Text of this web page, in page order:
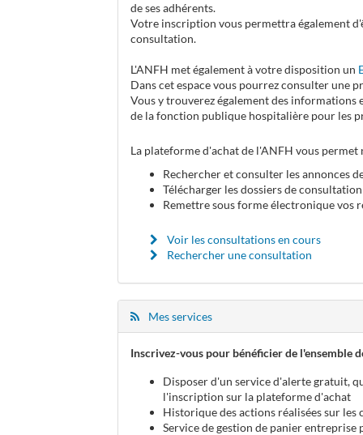
de ses adhérents.
Votre inscription vous permettra également
consultation.
L'ANFH met également à votre disposition un
Dans cet espace vous pourrez consulter une
Vous y trouverez également des informations
de la fonction publique hospitalière pour les
La plateforme d'achat de l'ANFH vous permet
Rechercher et consulter les annonces
Télécharger les dossiers de
Remettre sous forme électronique vos
Voir les consultations en cours
Rechercher une consultation
Mes services
Inscrivez-vous pour bénéficier de l'ensemble
Disposer d'un service d'alerte gratuit,
l'inscription sur la plateforme d'achat
Historique des actions réalisées sur les
Service de gestion de panier entreprise